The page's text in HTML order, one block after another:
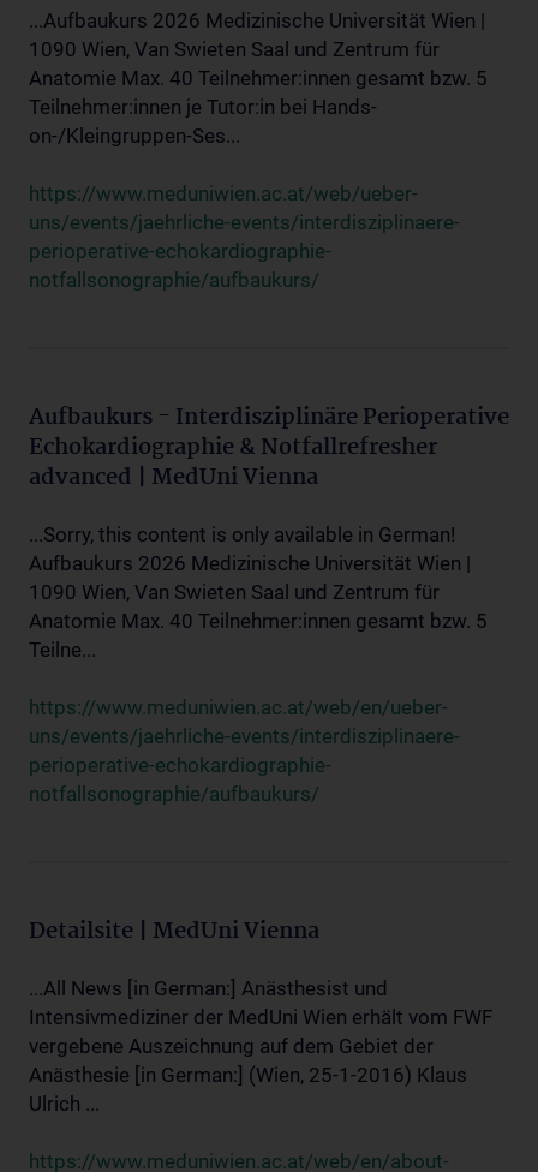
...Aufbaukurs 2026 Medizinische Universität Wien |
1090 Wien, Van Swieten Saal und Zentrum für
Anatomie Max. 40 Teilnehmer:innen gesamt bzw. 5
Teilnehmer:innen je Tutor:in bei Hands-
on-/Kleingruppen-Ses...
https://www.meduniwien.ac.at/web/ueber-
uns/events/jaehrliche-events/interdisziplinaere-
perioperative-echokardiographie-
notfallsonographie/aufbaukurs/
Aufbaukurs - Interdisziplinäre Perioperative
Echokardiographie & Notfallrefresher
advanced | MedUni Vienna
...Sorry, this content is only available in German!
Aufbaukurs 2026 Medizinische Universität Wien |
1090 Wien, Van Swieten Saal und Zentrum für
Anatomie Max. 40 Teilnehmer:innen gesamt bzw. 5
Teilne...
https://www.meduniwien.ac.at/web/en/ueber-
uns/events/jaehrliche-events/interdisziplinaere-
perioperative-echokardiographie-
notfallsonographie/aufbaukurs/
Detailsite | MedUni Vienna
...All News [in German:] Anästhesist und
Intensivmediziner der MedUni Wien erhält vom FWF
vergebene Auszeichnung auf dem Gebiet der
Anästhesie [in German:] (Wien, 25-1-2016) Klaus
Ulrich ...
https://www.meduniwien.ac.at/web/en/about-